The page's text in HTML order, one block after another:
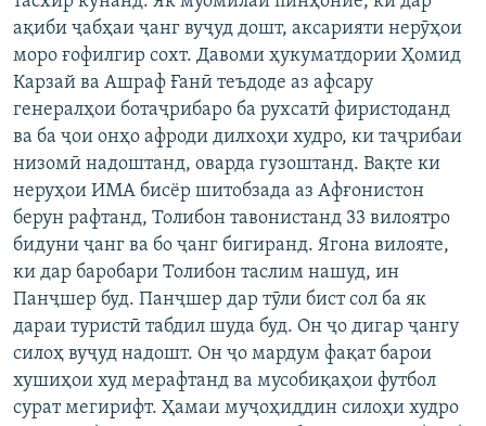
ақиби ҷабҳаи ҷанг вуҷуд дошт, аксарияти нерӯҳои
моро ғофилгир сохт. Давоми ҳукуматдории Ҳомид
Карзай ва Ашраф Ғанӣ теъдоде аз афсару
генералҳои ботаҷрибаро ба рухсатӣ фиристоданд
ва ба ҷои онҳо афроди дилхоҳи худро, ки таҷрибаи
низомӣ надоштанд, оварда гузоштанд. Вақте ки
неруҳои ИМА бисёр шитобзада аз Афғонистон
берун рафтанд, Толибон тавонистанд 33 вилоятро
бидуни ҷанг ва бо ҷанг бигиранд. Ягона вилояте,
ки дар баробари Толибон таслим нашуд, ин
Панҷшер буд. Панҷшер дар тӯли бист сол ба як
дараи туристӣ табдил шуда буд. Он ҷо дигар ҷангу
силоҳ вуҷуд надошт. Он ҷо мардум фақат барои
хушиҳои худ мерафтанд ва мусобиқаҳои футбол
сурат мегирифт. Ҳамаи муҷоҳиддин силоҳи худро